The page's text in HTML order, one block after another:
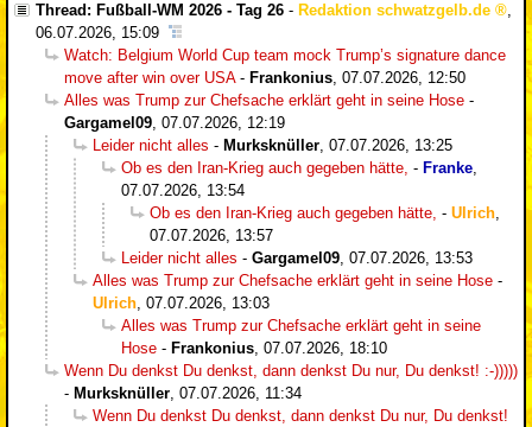
Thread: Fußball-WM 2026 - Tag 26 - Redaktion schwatzgelb.de
,
06.07.2026, 15:09
Watch: Belgium World Cup team mock Trump’s signature dance
move after win over USA- Frankonius, 07.07.2026, 12:50
Alles was Trump zur Chefsache erklärt geht in seine Hose -
Gargamel09, 07.07.2026, 12:19
Leider nicht alles - Murksknüller, 07.07.2026, 13:25
Ob es den Iran-Krieg auch gegeben hätte, - Franke,
07.07.2026, 13:54
Ob es den Iran-Krieg auch gegeben hätte, - Ulrich,
07.07.2026, 13:57
Leider nicht alles - Gargamel09, 07.07.2026, 13:53
Alles was Trump zur Chefsache erklärt geht in seine Hose -
Ulrich, 07.07.2026, 13:03
Alles was Trump zur Chefsache erklärt geht in seine
Hose - Frankonius, 07.07.2026, 18:10
Wenn Du denkst Du denkst, dann denkst Du nur, Du denkst! :-)))))
- Murksknüller, 07.07.2026, 11:34
Wenn Du denkst Du denkst, dann denkst Du nur, Du denkst!